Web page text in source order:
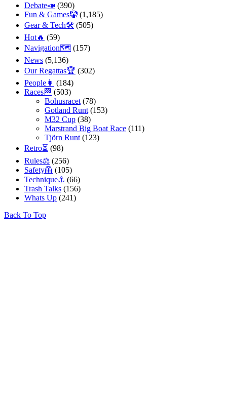
Debate📣 (390)
Fun & Games🤡 (1,185)
Gear & Tech🛠 (505)
Hot🔥 (59)
Navigation🗺 (157)
News (5,136)
Our Regattas🏆 (302)
People👩 (184)
Races🏁 (503)
Bohusracet (78)
Gotland Runt (153)
M32 Cup (38)
Marstrand Big Boat Race (111)
Tjörn Runt (123)
Retro⏳ (98)
Rules⚖️ (256)
Safety🦺 (105)
Technique⚓️ (66)
Trash Talks (156)
Whats Up (241)
Back To Top